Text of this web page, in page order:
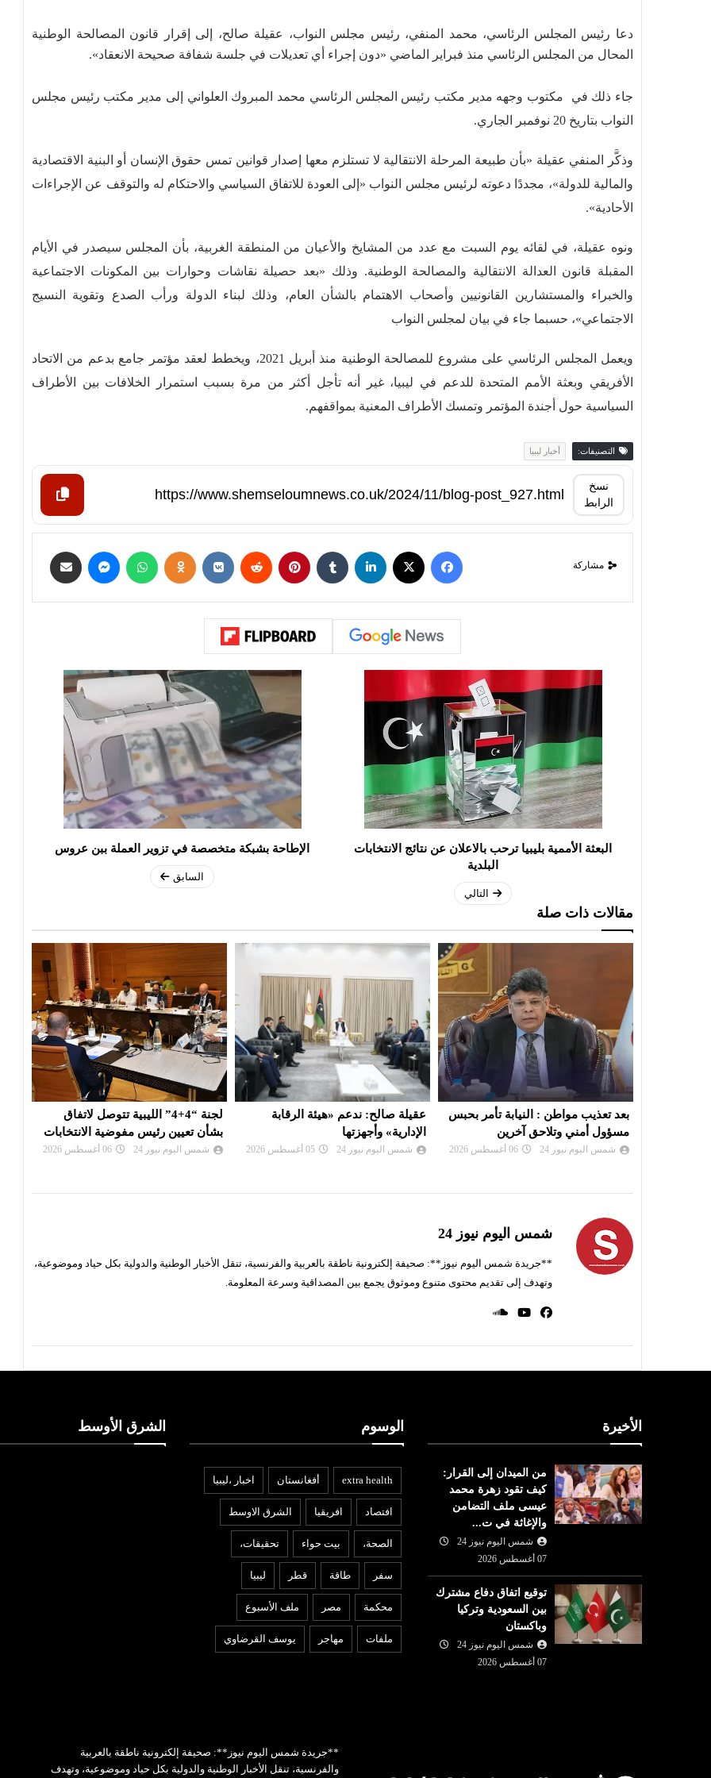
دعا رئيس المجلس الرئاسي، محمد المنفي، رئيس مجلس النواب، عقيلة صالح، إلى إقرار قانون المصالحة الوطنية
المحال من المجلس الرئاسي منذ فبراير الماضي «دون إجراء أي تعديلات في جلسة شفافة صحيحة الانعقاد».
جاء ذلك في مكتوب وجهه مدير مكتب رئيس المجلس الرئاسي محمد المبروك العلواني إلى مدير مكتب رئيس مجلس
النواب بتاريخ 20 نوفمبر الجاري.
وذكَّر المنفي عقيلة «بأن طبيعة المرحلة الانتقالية لا تستلزم معها إصدار قوانين تمس حقوق الإنسان أو البنية الاقتصادية
والمالية للدولة»، مجددًا دعوته لرئيس مجلس النواب «إلى العودة للاتفاق السياسي والاحتكام له والتوقف عن الإجراءات
الأحادية».
ونوه عقيلة، في لقائه يوم السبت مع عدد من المشايخ والأعيان من المنطقة الغربية، بأن المجلس سيصدر في الأيام
المقبلة قانون العدالة الانتقالية والمصالحة الوطنية. وذلك «بعد حصيلة نقاشات وحوارات بين المكونات الاجتماعية
والخبراء والمستشارين القانونيين وأصحاب الاهتمام بالشأن العام، وذلك لبناء الدولة ورأب الصدع وتقوية النسيج
الاجتماعي»، حسبما جاء في بيان لمجلس النواب
ويعمل المجلس الرئاسي على مشروع للمصالحة الوطنية منذ أبريل 2021، ويخطط لعقد مؤتمر جامع بدعم من الاتحاد
الأفريقي وبعثة الأمم المتحدة للدعم في ليبيا، غير أنه تأجل أكثر من مرة بسبب استمرار الخلافات بين الأطراف
السياسية حول أجندة المؤتمر وتمسك الأطراف المعنية بمواقفهم.
التصنيفات: أخبار ليبيا
نسخ
الرابط
مشاركة
البعثة الأممية بليبيا ترحب بالاعلان عن نتائج الانتخابات
البلدية
التالي
الإطاحة بشبكة متخصصة في تزوير العملة ببن عروس
السابق
مقالات ذات صلة
عقيلة صالح: ندعم «هيئة الرقابة
الإدارية» وأجهزتها
شمس اليوم نيوز 24 05 أغسطس 2026
لجنة “4+4” الليبية تتوصل لاتفاق
بشأن تعيين رئيس مفوضية الانتخابات
شمس اليوم نيوز 24 06 أغسطس 2026
بعد تعذيب مواطن : النيابة تأمر بحبس
مسؤول أمني وتلاحق آخرين
شمس اليوم نيوز 24 06 أغسطس 2026
شمس اليوم نيوز 24
**جريدة شمس اليوم نيوز**: صحيفة إلكترونية ناطقة بالعربية والفرنسية، تنقل الأخبار الوطنية والدولية بكل حياد وموضوعية،
وتهدف إلى تقديم محتوى متنوع وموثوق يجمع بين المصداقية وسرعة المعلومة.
الأخيرة
من الميدان إلى القرار:
كيف تقود زهرة محمد
عيسى ملف التضامن
والإغاثة في ت...
شمس اليوم نيوز 24
07 أغسطس 2026
توقيع اتفاق دفاع مشترك
بين السعودية وتركيا
وباكستان
شمس اليوم نيوز 24
07 أغسطس 2026
الوسوم
extra health أفغانستان اخبار ،ليبيا
افتصاد افريقيا الشرق الاوسط
الصحة، بيت حواء تحقيقات،
سفر طاقة قطر ليبيا
محكمة مصر ملف الأسبوع
ملفات مهاجر يوسف القرضاوي
الشرق الأوسط
**جريدة شمس اليوم نيوز**: صحيفة إلكترونية ناطقة بالعربية
والفرنسية، تنقل الأخبار الوطنية والدولية بكل حياد وموضوعية، وتهدف